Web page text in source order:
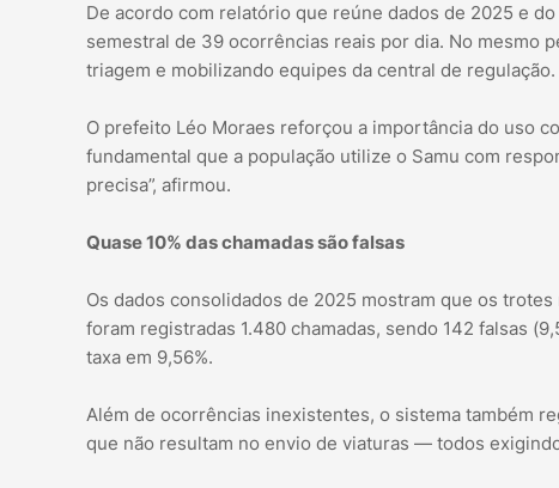
De acordo com relatório que reúne dados de 2025 e
semestral de 39 ocorrências reais por dia. No mesmo
triagem e mobilizando equipes da central de regulação.
O prefeito Léo Moraes reforçou a importância do uso
fundamental que a população utilize o Samu com
precisa”, afirmou.
Quase 10% das chamadas são falsas
Os dados consolidados de 2025 mostram que os
foram registradas 1.480 chamadas, sendo 142 falsas
taxa em 9,56%.
Além de ocorrências inexistentes, o sistema também
que não resultam no envio de viaturas — todos